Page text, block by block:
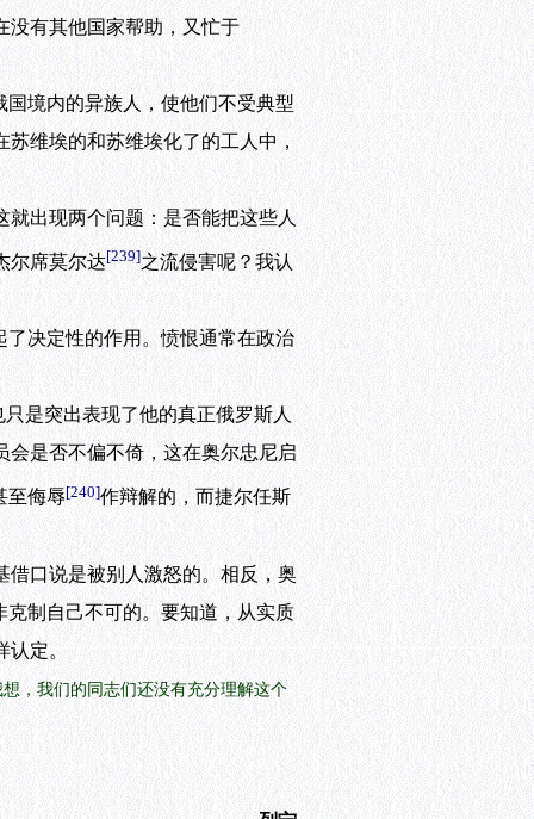
没有其他国家帮助，又忙于
境内的异族人，使他们不受典型
维埃的和苏维埃化了的工人中，
出现两个问题：是否能把这些人
尔席莫尔达[239]之流侵害呢？我认
决定性的作用。愤恨通常在政治
是突出表现了他的真正俄罗斯人
是否不偏不倚，这在奥尔忠尼启
至侮辱[240]作辩解的，而捷尔任斯
口说是被别人激怒的。相反，奥
制自己不可的。要知道，从实质
定。
，我们的同志们还没有充分理解这个